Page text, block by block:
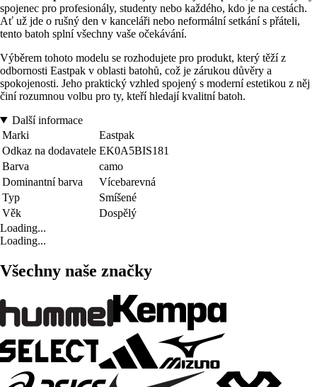
spojenec pro profesionály, studenty nebo každého, kdo je na cestách.
Ať už jde o rušný den v kanceláři nebo neformální setkání s přáteli,
tento batoh splní všechny vaše očekávání.
Výběrem tohoto modelu se rozhodujete pro produkt, který těží z
odbornosti Eastpak v oblasti batohů, což je zárukou důvěry a
spokojenosti. Jeho praktický vzhled spojený s moderní estetikou z něj
činí rozumnou volbu pro ty, kteří hledají kvalitní batoh.
Další informace
Marki
Eastpak
Odkaz na dodavatele EK0A5BIS181
Barva
camo
Dominantní barva
Vícebarevná
Typ
Smíšené
Věk
Dospělý
Loading...
Loading...
Všechny naše značky